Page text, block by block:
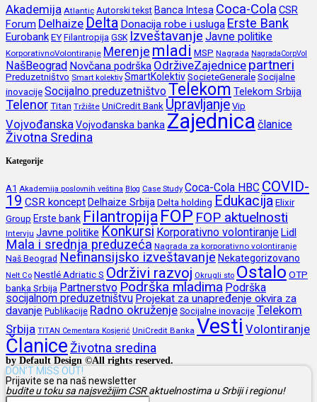
Akademija Atlantic Autorski tekst Banca Intesa Coca-Cola CSR
Forum Delhaize Delta Donacija robe i usluga Erste Bank
EurobankEY Filantropija GSK Izveštavanje Javne politike
KorporativnoVolontiranje Merenje mladi MSP Nagrada NagradaCorpVol
NašBeograd Novčana podrška OdrživeZajednice partneri
Preduzetništvo Smart kolektiv SmartKolektivSocieteGeneraleSocijalne
inovacijeSocijalno preduzetništvoTelekom Telekom Srbija
TelenorTitan Tržište UniCredit Bank Upravljanje Vip
VojvođanskaVojvođanska banka Zajednica članice
Životna Sredina
Kategorije
A1 Akademija poslovnih veština Blog Case Study Coca-Cola HBC COVID-
19 CSR konceptDelhaize Srbija Delta holding Edukacija Elixir
Group Erste bank Filantropija FOP FOP aktuelnosti
Intervju Javne politike Konkursi Korporativno volontiranjeLidl
Mala i srednja preduzeća Nagrada za korporativno volontiranje
Naš Beograd Nefinansijsko izveštavanje Nekategorizovano
Nelt Co Nestlé Adriatic S Održivi razvoj Okrugli sto Ostalo OTP
banka Srbija Partnerstvo Podrška mladima Podrška
socijalnom preduzetništvu Projekat za unapređenje okvira za
davanje Publikacije Radno okruženje Socijalne inovacije Telekom
Srbija TITAN Cementara Kosjerić UniCredit Banka Vesti Volontiranje
Članice Životna sredina
by Default Design ©All rights reserved.
DON’T MISS OUT!
Prijavite se na naš newsletter
budite u toku sa najsvežijim CSR aktuelnostima u Srbiji i regionu!